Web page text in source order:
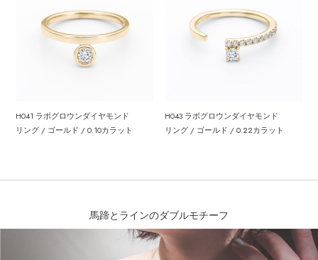
H041 ラボグロウンダイヤモンド
リング / ゴールド / 0.10カラット
H043 ラボグロウンダイヤモンド
リング / ゴールド / 0.22カラット
馬蹄とラインのダブルモチーフ